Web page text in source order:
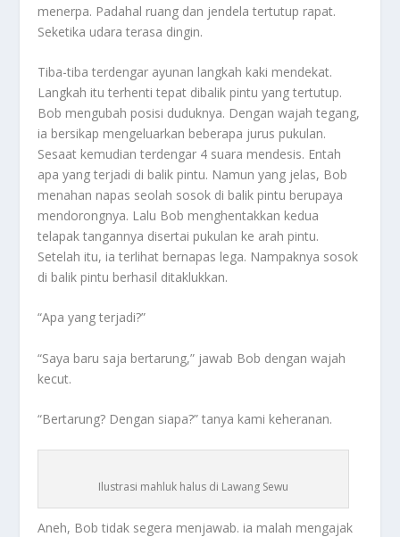
menerpa. Padahal ruang dan jendela tertutup rapat.
Seketika udara terasa dingin.
Tiba-tiba terdengar ayunan langkah kaki mendekat.
Langkah itu terhenti tepat dibalik pintu yang tertutup.
Bob mengubah posisi duduknya. Dengan wajah tegang,
ia bersikap mengeluarkan beberapa jurus pukulan.
Sesaat kemudian terdengar 4 suara mendesis. Entah
apa yang terjadi di balik pintu. Namun yang jelas, Bob
menahan napas seolah sosok di balik pintu berupaya
mendorongnya. Lalu Bob menghentakkan kedua
telapak tangannya disertai pukulan ke arah pintu.
Setelah itu, ia terlihat bernapas lega. Nampaknya sosok
di balik pintu berhasil ditaklukkan.
“Apa yang terjadi?”
“Saya baru saja bertarung,” jawab Bob dengan wajah
kecut.
“Bertarung? Dengan siapa?” tanya kami keheranan.
Ilustrasi mahluk halus di Lawang Sewu
Aneh, Bob tidak segera menjawab. ia malah mengajak